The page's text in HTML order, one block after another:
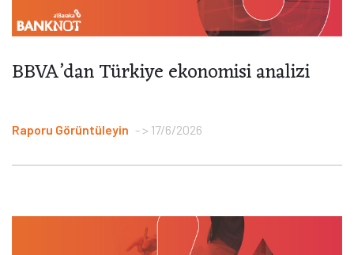
BBVA’dan Türkiye ekonomisi analizi
Raporu Görüntüleyin > 17/6/2026